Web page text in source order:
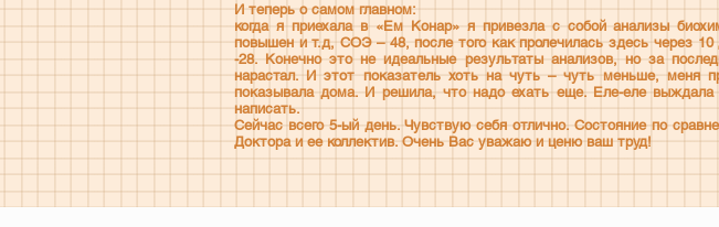
И теперь о самом главном:
когда я приехала в «Ем Конар» я привезла с собой анализы
повышен и т.д, СОЭ – 48, после того как пролечилась здесь через
-28. Конечно это не идеальные результаты анализов, но за
нарастал. И этот показатель хоть на чуть – чуть меньше, меня
показывала дома. И решила, что надо ехать еще. Еле-еле
написать.
Сейчас всего 5-ый день. Чувствую себя отлично. Состояние по
Доктора и ее коллектив. Очень Вас уважаю и ценю ваш труд!